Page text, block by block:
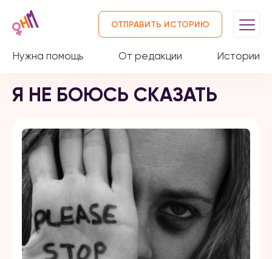
Нужна помощь От редакции Истории
ОТПРАВИТЬ ИСТОРИЮ
Я НЕ БОЮСЬ СКАЗАТЬ